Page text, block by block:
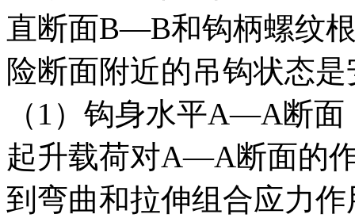
直断面B—B和钩柄螺纹
险断面附近的吊钩状态
（1）钩身水平A—A断面
起升载荷对A—A断面的
到弯曲和拉伸组合应力